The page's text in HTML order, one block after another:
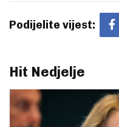
Podijelite vijest:
Hit Nedjelje